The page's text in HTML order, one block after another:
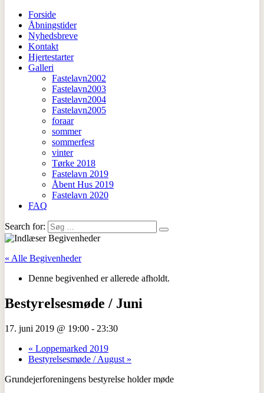
Forside
Åbningstider
Nyhedsbreve
Kontakt
Hjertestarter
Galleri
Fastelavn2002
Fastelavn2003
Fastelavn2004
Fastelavn2005
foraar
sommer
sommerfest
vinter
Tørke 2018
Fastelavn 2019
Åbent Hus 2019
Fastelavn 2020
FAQ
Search for:
« Alle Begivenheder
Denne begivenhed er allerede afholdt.
Bestyrelsesmøde / Juni
17. juni 2019 @ 19:00 - 23:30
« Loppemarked 2019
Bestyrelsesmøde / August »
Grundejerforeningens bestyrelse holder møde